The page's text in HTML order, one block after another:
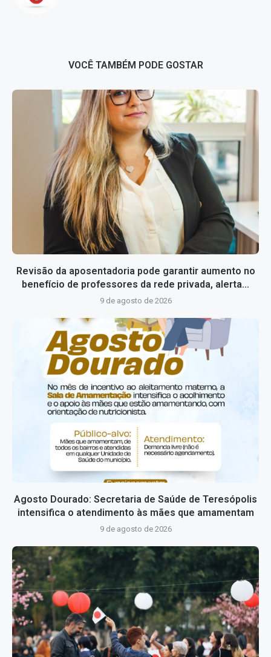
VOCÊ TAMBÉM PODE GOSTAR
Revisão da aposentadoria pode garantir aumento no
benefício de professores da rede privada, alerta...
9 de agosto de 2026
Agosto Dourado: Secretaria de Saúde de Teresópolis
intensifica o atendimento às mães que amamentam
9 de agosto de 2026